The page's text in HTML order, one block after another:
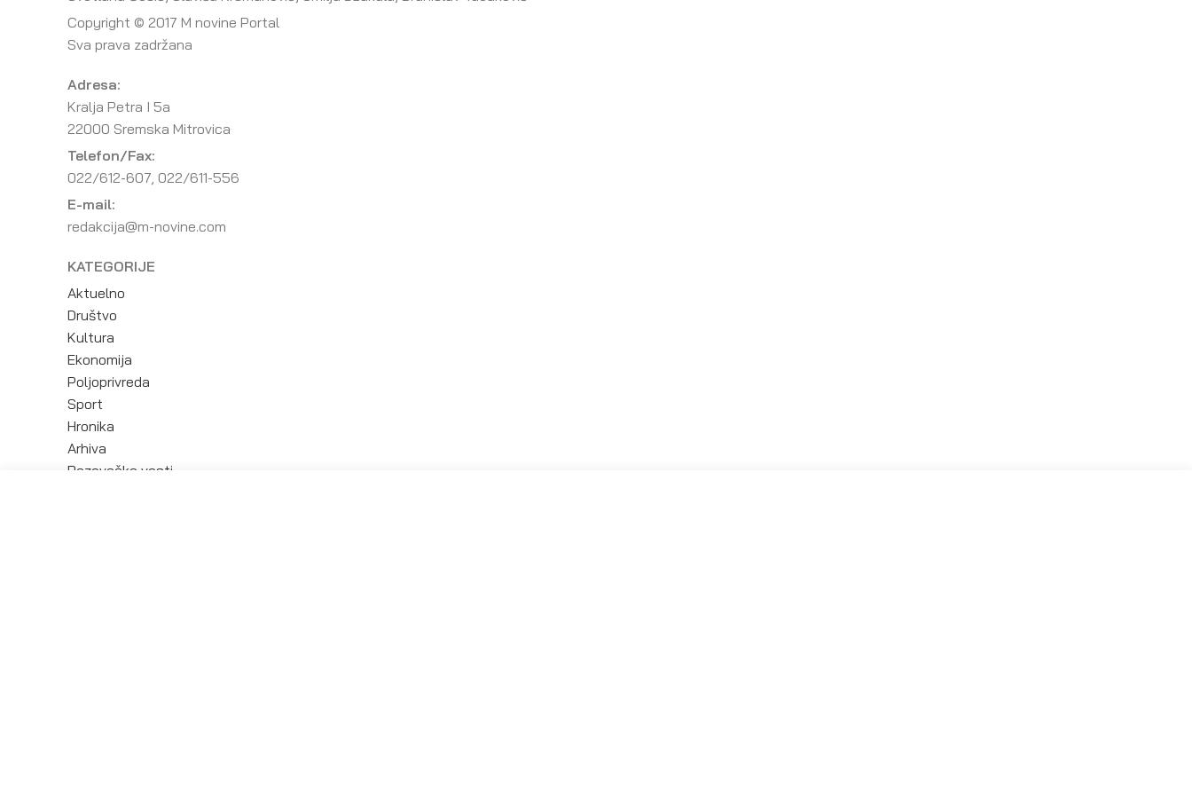
Copyright © 2017 M novine Portal
Sva prava zadržana
Adresa:
Kralja Petra I 5a
22000 Sremska Mitrovica
Telefon/Fax:
022/612-607, 022/611-556
E-mail:
redakcija@m-novine.com
KATEGORIJE
Aktuelno
Društvo
Kultura
Ekonomija
Poljoprivreda
Sport
Hronika
Arhiva
Pazovačke vesti